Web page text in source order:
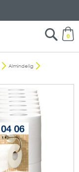
0
Search
Almindelig